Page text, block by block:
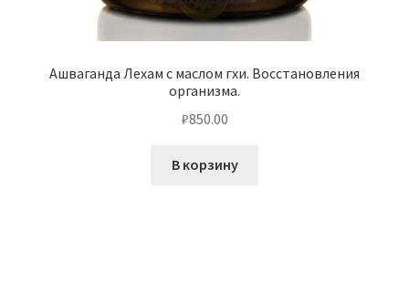
Ашваганда Лехам с маслом гхи. Восстановления
организма.
₽850.00
В корзину